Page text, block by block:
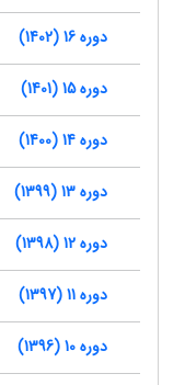
دوره 16 (1402)
دوره 15 (1401)
دوره 14 (1400)
دوره 13 (1399)
دوره 12 (1398)
دوره 11 (1397)
دوره 10 (1396)